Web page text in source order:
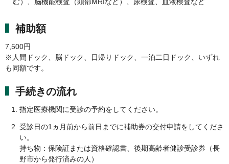
補助額
7,500円
※人間ドック、脳ドック、日帰りドック、一泊二日ドック、いずれ
も同額です。
手続きの流れ
指定医療機関に受診の予約をしてください。
受診日の1ヵ月前から前日までに補助券の交付申請をしてくださ
い。
持ち物：保険証または資格確認書、後期高齢者健診受診券（長
野市から発行済みの人）